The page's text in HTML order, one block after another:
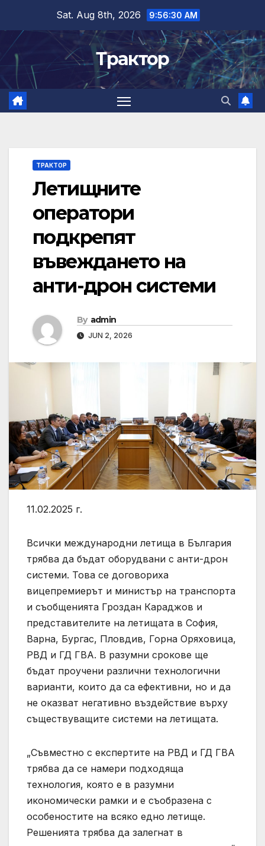
content
Sat. Aug 8th, 2026 9:56:30 AM
Трактор
ТРАКТОР
Летищните
оператори
подкрепят
въвеждането на
анти-дрон системи
By admin
JUN 2, 2026
11.02.2025 г.
Всички международни летища в България
трябва да бъдат оборудвани с анти-дрон
системи. Това се договориха
вицепремиерът и министър на транспорта
и съобщенията Гроздан Караджов и
представителите на летищата в София,
Варна, Бургас, Пловдив, Горна Оряховица,
РВД и ГД ГВА. В разумни срокове ще
бъдат проучени различни технологични
варианти, които да са ефективни, но и да
не оказват негативно въздействие върху
съществуващите системи на летищата.
„Съвместно с експертите на РВД и ГД ГВА
трябва да се намери подходяща
технология, която е в разумни
икономически рамки и е съобразена с
особеностите на всяко едно летище.
Решенията трябва да залегнат в